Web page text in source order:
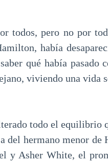
todos, pero no por
había
qué había pasado
viviendo una vida
todo el equilibrio
del hermano menor
y Asher White, el